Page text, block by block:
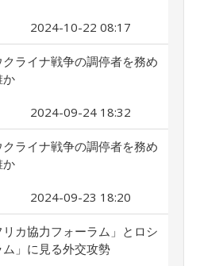
2024-10-22 08:17
クライナ戦争の調停者を務め
か
2024-09-24 18:32
クライナ戦争の調停者を務め
か
2024-09-23 18:20
リカ協力フォーラム」とロシ
」に見る外交攻勢